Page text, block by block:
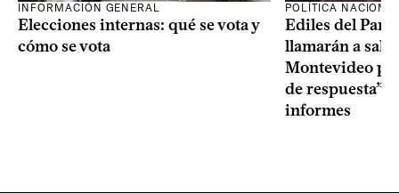
INFORMACIÓN GENERAL
Elecciones internas: qué se vota y
cómo se vota
POLÍTICA
Ediles del
llamarán a sala
Montevideo
de respuesta”
informes